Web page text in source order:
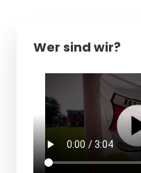
Wer sind wir?